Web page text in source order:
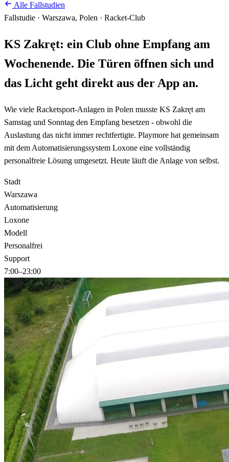
Alle Fallstudien
Fallstudie · Warszawa, Polen · Racket-Club
KS Zakręt: ein Club ohne Empfang am
Wochenende. Die Türen öffnen sich und
das Licht geht direkt aus der App an.
Wie viele Racketsport-Anlagen in Polen musste KS Zakręt am
Samstag und Sonntag den Empfang besetzen - obwohl die
Auslastung das nicht immer rechtfertigte. Playmore hat gemeinsam
mit dem Automatisierungssystem Loxone eine vollständig
personalfreie Lösung umgesetzt. Heute läuft die Anlage von selbst.
Stadt
Warszawa
Automatisierung
Loxone
Modell
Personalfrei
Support
7:00–23:00